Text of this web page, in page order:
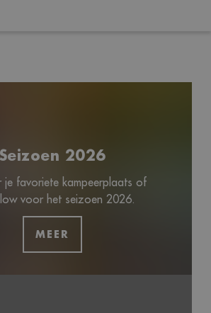
Seizoen 2026
je favoriete kampeerplaats of
voor het seizoen 2026.
MEER